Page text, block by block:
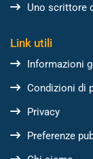
Uno scrittore
Link utili
Informazioni
Condizioni di
Privacy
Preferenze